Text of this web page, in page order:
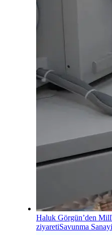
Haluk Görgün’den
ziyaretiSavunma Sanayi